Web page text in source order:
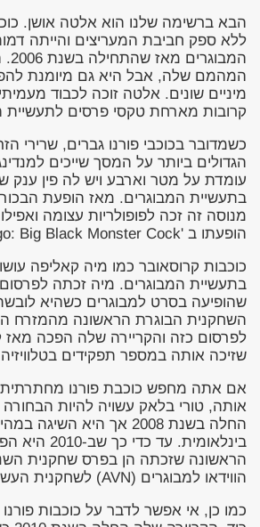
הבא ברשימה שלנו הוא אלטה אושן.
ללא ספק חביבת המעריצים והייתה
המהמם שלה, אבל היא גם מיומנת
מיניים שונים. אלטה זוכה לכבוד
קרובות מארחת טקסי פרסים לתעשיית
כשמדובר בכוכבי פורנו גברים, שרירי
הגדולים ביותר על המסך שייכים
עומדת על מטר וארבע ויש לה פין ענק
הופעתו ב 'Mandingo: Big Black Monster Cock'.
כוכבות קרוסאובר כמו מיה קאליפה
בתעשיית המבוגרים. מיה זכתה
שהופיעה בסרט למבוגרים כשהיא
השחקנית הבוגרת הראשונה מהמזרח
לפרסום כזה והקריירה שלה הפכה
שזיכה אותה במספר תפקידים
אם אתה מחפש כוכבת פורנו מחתרתית
אותה, טורי בלאק עשויה להיות
החלה בשנת 2008 אך היא
בינלאומית. עד
הראשונה שזכתה הן בפרס שחקנית
הווידאו למבוגרים (AVN) לשחקנית העשור.
כמו כן, אי אפשר לדבר על כוכבות פורנו